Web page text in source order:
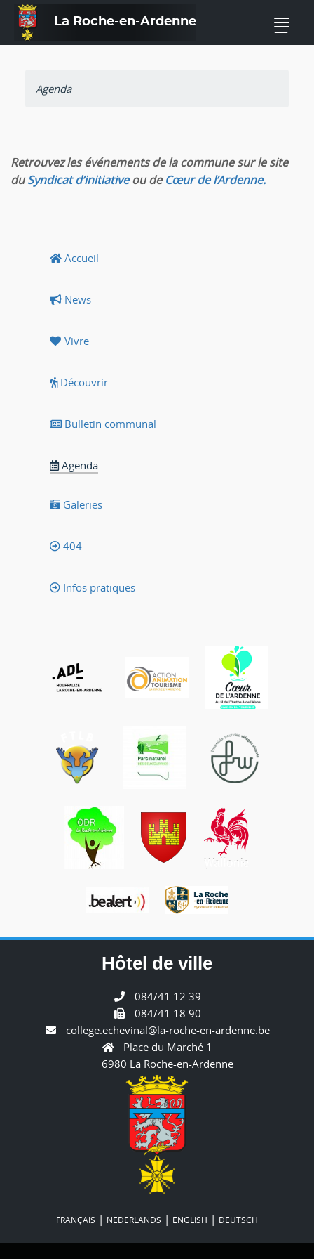
La Roche-en-Ardenne —
Agenda
Retrouvez les événements de la commune sur le site
duSyndicat d’initiativeou deCœur de l’Ardenne.
Accueil
News
Vivre
Découvrir
Bulletin communal
Agenda
Galeries
404
Infos pratiques
Hôtel de ville
084/41.12.39
084/41.18.90
college.echevinal@la-roche-en-ardenne.be
Place du Marché 1
6980 La Roche-en-Ardenne
FRANÇAIS | NEDERLANDS | ENGLISH | DEUTSCH